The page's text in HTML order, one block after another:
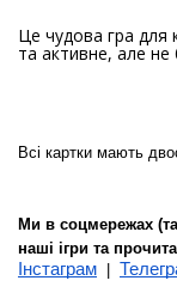
Це чудова гра для
та активне, але не
Всі картки мають
Ми в соцмережах
наші ігри та
Інстаграм